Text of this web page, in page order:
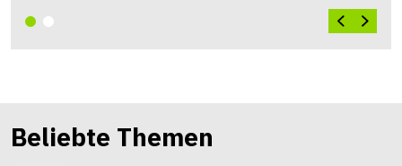
Beliebte Themen